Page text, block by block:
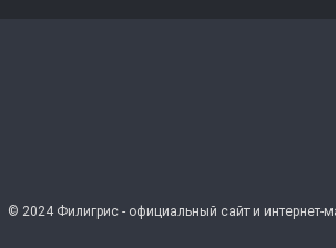
© 2024 Филигрис - официальный сайт и